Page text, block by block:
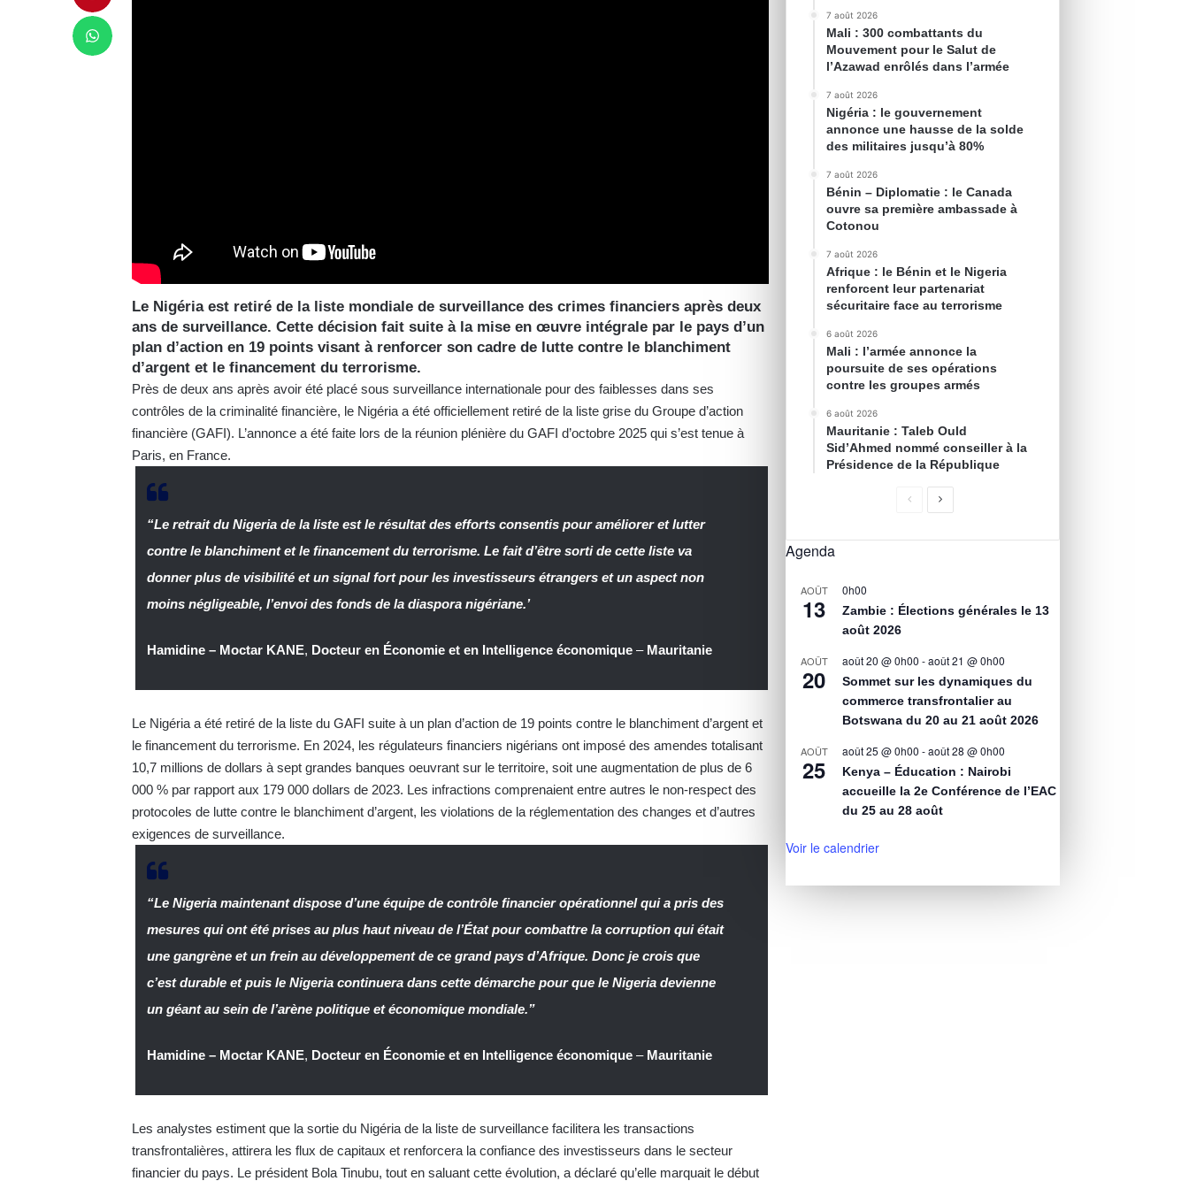
Le Nigéria est retiré de la liste mondiale de surveillance des crimes financiers après deux
ans de surveillance. Cette décision fait suite à la mise en œuvre intégrale par le pays d’un
plan d’action en 19 points visant à renforcer son cadre de lutte contre le blanchiment
d’argent et le financement du terrorisme.
Près de deux ans après avoir été placé sous surveillance internationale pour des faiblesses dans ses
contrôles de la criminalité financière, le Nigéria a été officiellement retiré de la liste grise du Groupe d’action
financière (GAFI). L’annonce a été faite lors de la réunion plénière du GAFI d’octobre 2025 qui s’est tenue à
Paris, en France.
“Le retrait du Nigeria de la liste est le résultat des efforts consentis pour améliorer et lutter
contre le blanchiment et le financement du terrorisme. Le fait d’être sorti de cette liste va
donner plus de visibilité et un signal fort pour les investisseurs étrangers et un aspect non
moins négligeable, l’envoi des fonds de la diaspora nigériane.’
Hamidine – Moctar KANE, Docteur en Économie et en Intelligence économique – Mauritanie
Le Nigéria a été retiré de la liste du GAFI suite à un plan d’action de 19 points contre le blanchiment d’argent et
le financement du terrorisme. En 2024, les régulateurs financiers nigérians ont imposé des amendes totalisant
10,7 millions de dollars à sept grandes banques oeuvrant sur le territoire, soit une augmentation de plus de 6
000 % par rapport aux 179 000 dollars de 2023. Les infractions comprenaient entre autres le non-respect des
protocoles de lutte contre le blanchiment d’argent, les violations de la réglementation des changes et d’autres
exigences de surveillance.
“Le Nigeria maintenant dispose d’une équipe de contrôle financier opérationnel qui a pris des
mesures qui ont été prises au plus haut niveau de l’État pour combattre la corruption qui était
une gangrène et un frein au développement de ce grand pays d’Afrique. Donc je crois que
c’est durable et puis le Nigeria continuera dans cette démarche pour que le Nigeria devienne
un géant au sein de l’arène politique et économique mondiale.”
Hamidine – Moctar KANE, Docteur en Économie et en Intelligence économique – Mauritanie
Les analystes estiment que la sortie du Nigéria de la liste de surveillance facilitera les transactions
transfrontalières, attirera les flux de capitaux et renforcera la confiance des investisseurs dans le secteur
financier du pays. Le président Bola Tinubu, tout en saluant cette évolution, a déclaré qu’elle marquait le début
7 août 2026
Mali : 300 combattants du
Mouvement pour le Salut de
l’Azawad enrôlés dans l’armée
7 août 2026
Nigéria : le gouvernement
annonce une hausse de la solde
des militaires jusqu’à 80%
7 août 2026
Bénin – Diplomatie : le Canada
ouvre sa première ambassade à
Cotonou
7 août 2026
Afrique : le Bénin et le Nigeria
renforcent leur partenariat
sécuritaire face au terrorisme
6 août 2026
Mali : l’armée annonce la
poursuite de ses opérations
contre les groupes armés
6 août 2026
Mauritanie : Taleb Ould
Sid’Ahmed nommé conseiller à la
Présidence de la République
Agenda
AOÛT
13
0h00
Zambie : Élections générales le 13
août 2026
AOÛT
20
août 20 @ 0h00 -août 21 @ 0h00
Sommet sur les dynamiques du
commerce transfrontalier au
Botswana du 20 au 21 août 2026
AOÛT
25
août 25 @ 0h00 -août 28 @ 0h00
Kenya – Éducation : Nairobi
accueille la 2e Conférence de l’EAC
du 25 au 28 août
Voir le calendrier